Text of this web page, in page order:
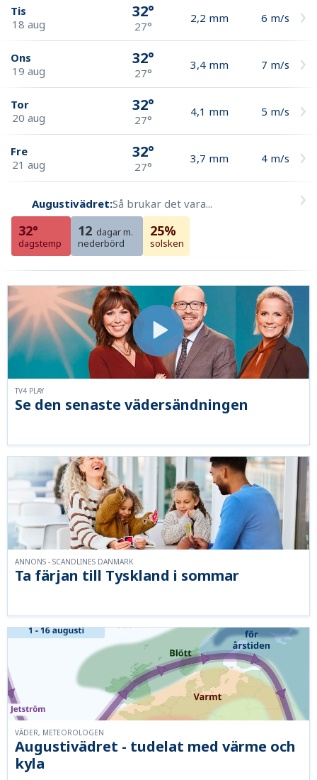
Tis
18 aug
32°
27°
2,2 mm 6 m/s
Ons
19 aug
32°
27°
3,4 mm 7 m/s
Tor
20 aug
32°
27°
4,1 mm 5 m/s
Fre
21 aug
32°
27°
3,7 mm 4 m/s
Augustivädret:Så brukar det vara...
32°
dagstemp
12 dagar m.
nederbörd
25%
solsken
Se den senaste vädersändningen
TV4 PLAY
Ta färjan till Tyskland i sommar
ANNONS - SCANDLINES DANMARK
Augustivädret - tudelat med värme och
kyla
VÄDER, METEOROLOGEN